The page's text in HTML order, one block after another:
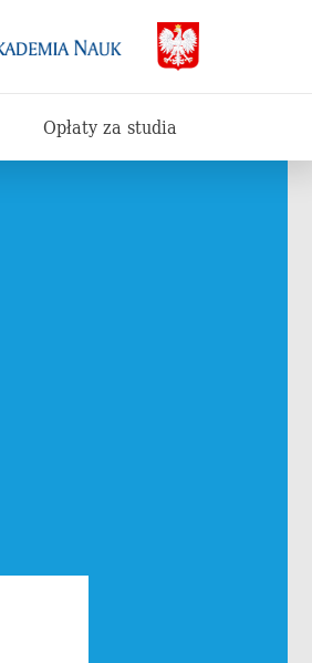
Opłaty za studia